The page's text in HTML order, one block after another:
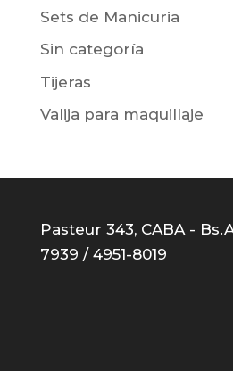
Sets de Manicuria
Sin categoría
Tijeras
Valija para maquillaje
Pasteur 343, CABA -
7939 / 4951-8019